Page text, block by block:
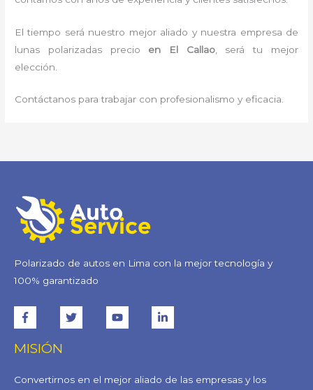
El tiempo será nuestro mejor aliado y nuestra empresa de
lunas polarizadas precio en El Callao, será tu mejor
elección.
Contáctanos para trabajar con profesionalismo y eficacia.
Polarizado de autos en Lima con la mejor tecnología y
100% garantizado
MISIÓN
Convertirnos en el mejor aliado de las empresas y los